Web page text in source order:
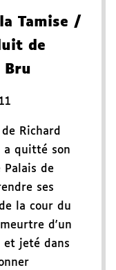
Tamise /
de
Bru
Richard
a quitté son
de
ses
la cour du
d'un
et jeté dans